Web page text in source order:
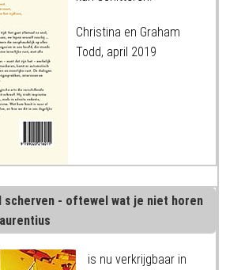
Christina en Graham
Todd, april 2019
scherven - oftewel wat je niet horen
is nu verkrijgbaar in